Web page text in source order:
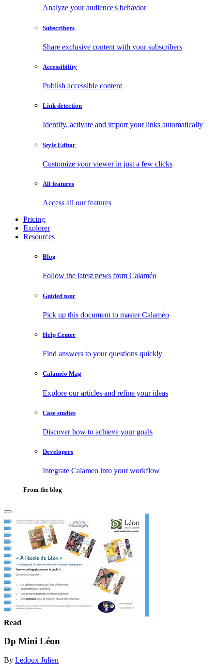
Analyze your audience's behavior
Subscribers
Share exclusive content with your subscribers
Accessibility
Publish accessible content
Link detection
Identify, activate and import your links automatically
Style Editor
Customize your viewer in just a few clicks
All features
Access all our features
Pricing
Explorer
Resources
Blog
Follow the latest news from Calaméo
Guided tour
Pick up this document to master Calaméo
Help Center
Find answers to your questions quickly
Calaméo Mag
Explore our articles and refine your ideas
Case studies
Discover how to achieve your goals
Developers
Integrate Calameo into your workflow
From the blog
Read
Dp Mini Léon
By Ledoux Julien